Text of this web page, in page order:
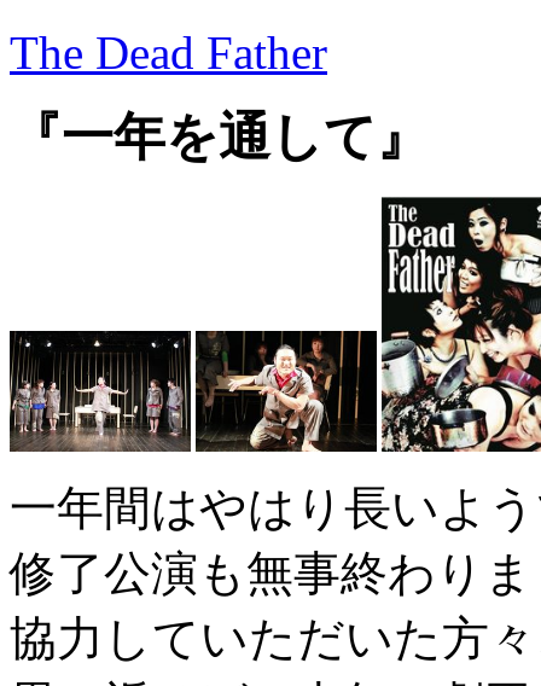
The Dead Father
『一年を通して』
一年間はやはり長いよ
修了公演も無事終わり
協力していただいた方